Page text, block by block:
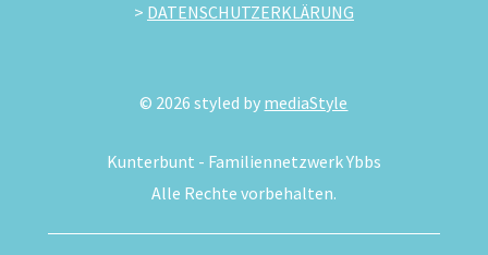
> DATENSCHUTZERKLÄRUNG
© 2026 styled by mediaStyle
Kunterbunt - Familiennetzwerk Ybbs
Alle Rechte vorbehalten.